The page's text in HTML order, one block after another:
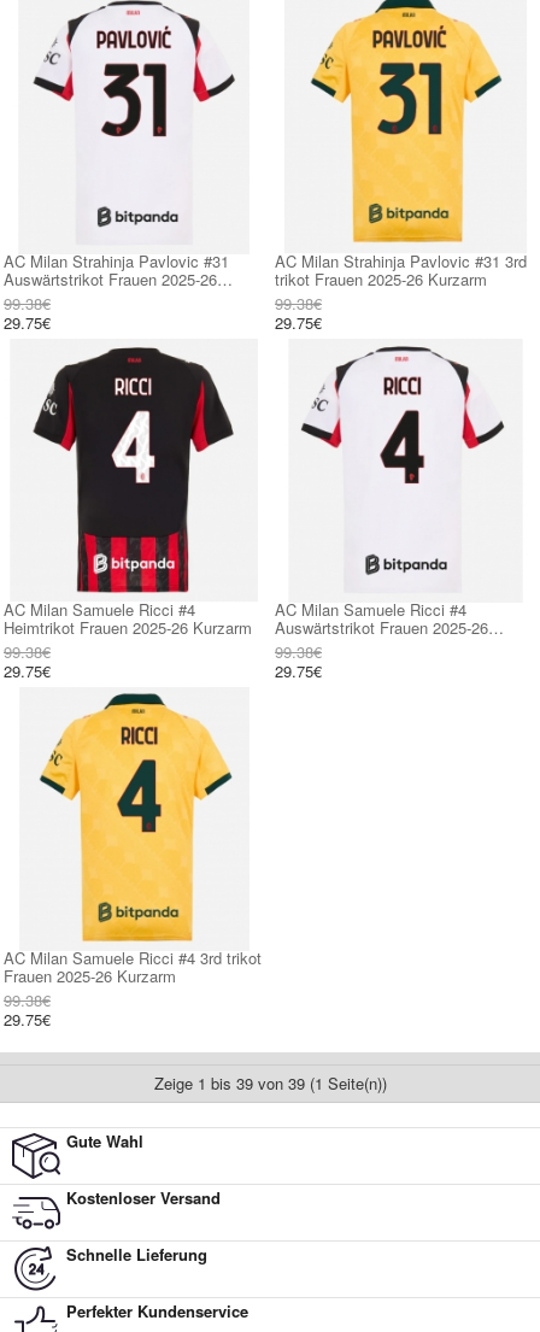
AC Milan Strahinja Pavlovic #31
Auswärtstrikot Frauen 2025-26
Kurzarm
99.38€
29.75€
AC Milan Strahinja Pavlovic #31 3rd
trikot Frauen 2025-26 Kurzarm
99.38€
29.75€
AC Milan Samuele Ricci #4
Heimtrikot Frauen 2025-26 Kurzarm
99.38€
29.75€
AC Milan Samuele Ricci #4
Auswärtstrikot Frauen 2025-26
Kurzarm
99.38€
29.75€
AC Milan Samuele Ricci #4 3rd trikot
Frauen 2025-26 Kurzarm
99.38€
29.75€
Zeige 1 bis 39 von 39 (1 Seite(n))
Gute Wahl
Kostenloser Versand
Schnelle Lieferung
Perfekter Kundenservice